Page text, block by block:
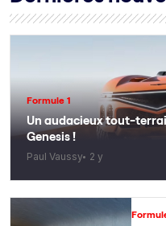
Formule 1
Un audacieux tout-
Genesis !
Paul Vaussy 2 y